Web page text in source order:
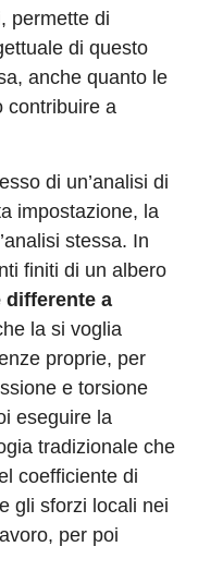
, permette di
di questo
anche quanto le
contribuire a
di un’analisi di
impostazione, la
stessa. In
finiti di un albero
differente a
la si voglia
proprie, per
e torsione
eseguire la
tradizionale che
coefficiente di
gli sforzi locali nei
per poi